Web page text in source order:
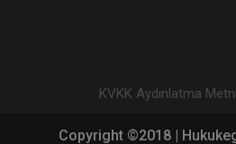
KVKK Aydınlatma Metni
Copyright ©2018 |